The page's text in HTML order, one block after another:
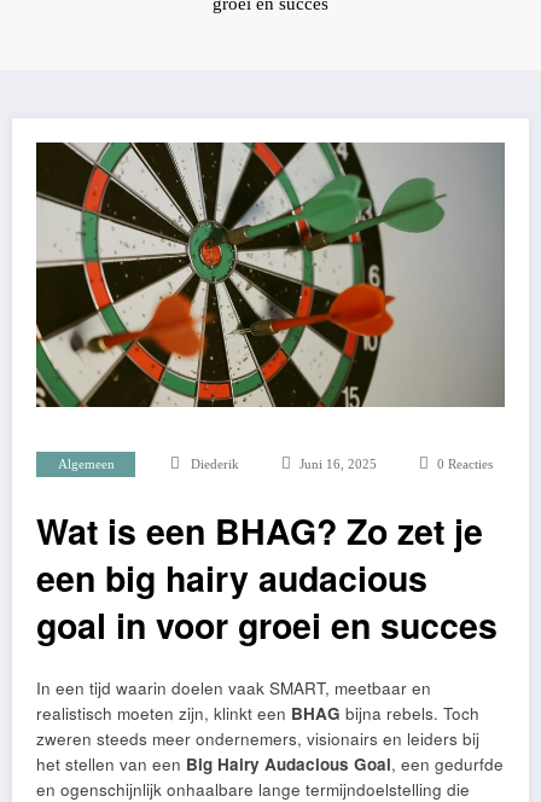
groei en succes
Algemeen Diederik Juni 16, 2025 0 Reacties
Wat is een BHAG? Zo zet je
een big hairy audacious
goal in voor groei en succes
In een tijd waarin doelen vaak SMART, meetbaar en
realistisch moeten zijn, klinkt een BHAG bijna rebels. Toch
zweren steeds meer ondernemers, visionairs en leiders bij
het stellen van een Big Hairy Audacious Goal, een gedurfde
en ogenschijnlijk onhaalbare lange termijndoelstelling die